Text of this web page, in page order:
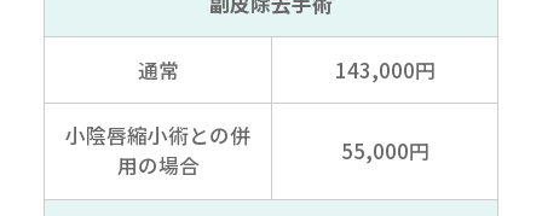
通常 143,000円
小陰唇縮小術との併
用の場合
55,000円